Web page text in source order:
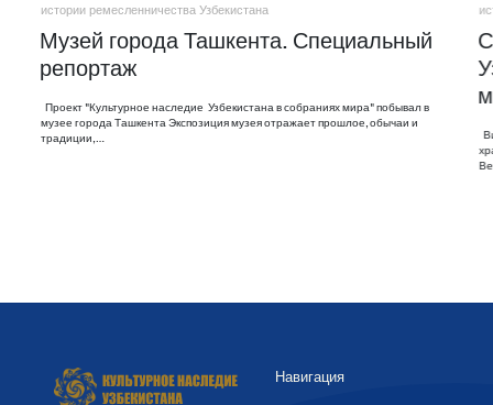
истории ремесленничества Узбекистана
Музей города Ташкента. Специальный
репортаж
Проект "Культурное наследие Узбекистана в собраниях мира" побывал в
музее города Ташкента Экспозиция музея отражает прошлое, обычаи и
традиции,…
Навигация